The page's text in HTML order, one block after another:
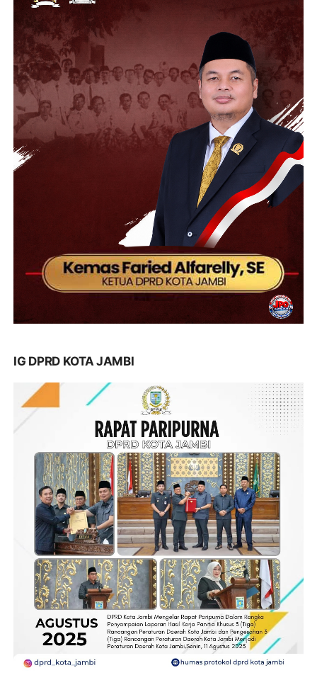
IG DPRD KOTA JAMBI